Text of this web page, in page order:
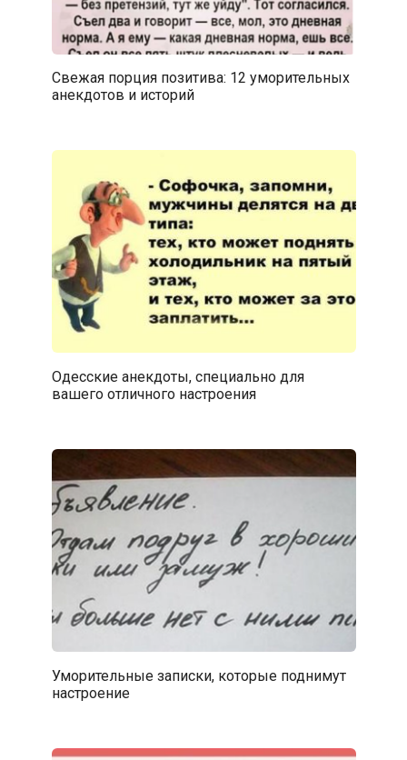
Свежая порция позитива: 12 уморительных
анекдотов и историй
Одесские анекдоты, специально для
вашего отличного настроения
Уморительные записки, которые поднимут
настроение